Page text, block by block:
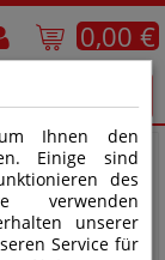
Ihnen den
Einige sind
des
verwenden
unserer
Service für
0,00 €